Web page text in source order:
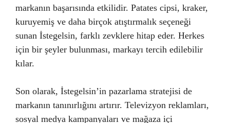
markanın başarısında etkilidir. Patates cipsi, kraker,
kuruyemiş ve daha birçok atıştırmalık seçeneği
sunan İstegelsin, farklı zevklere hitap eder. Herkes
için bir şeyler bulunması, markayı tercih edilebilir
kılar.
Son olarak, İstegelsin’in pazarlama stratejisi de
markanın tanınırlığını artırır. Televizyon reklamları,
sosyal medya kampanyaları ve mağaza içi